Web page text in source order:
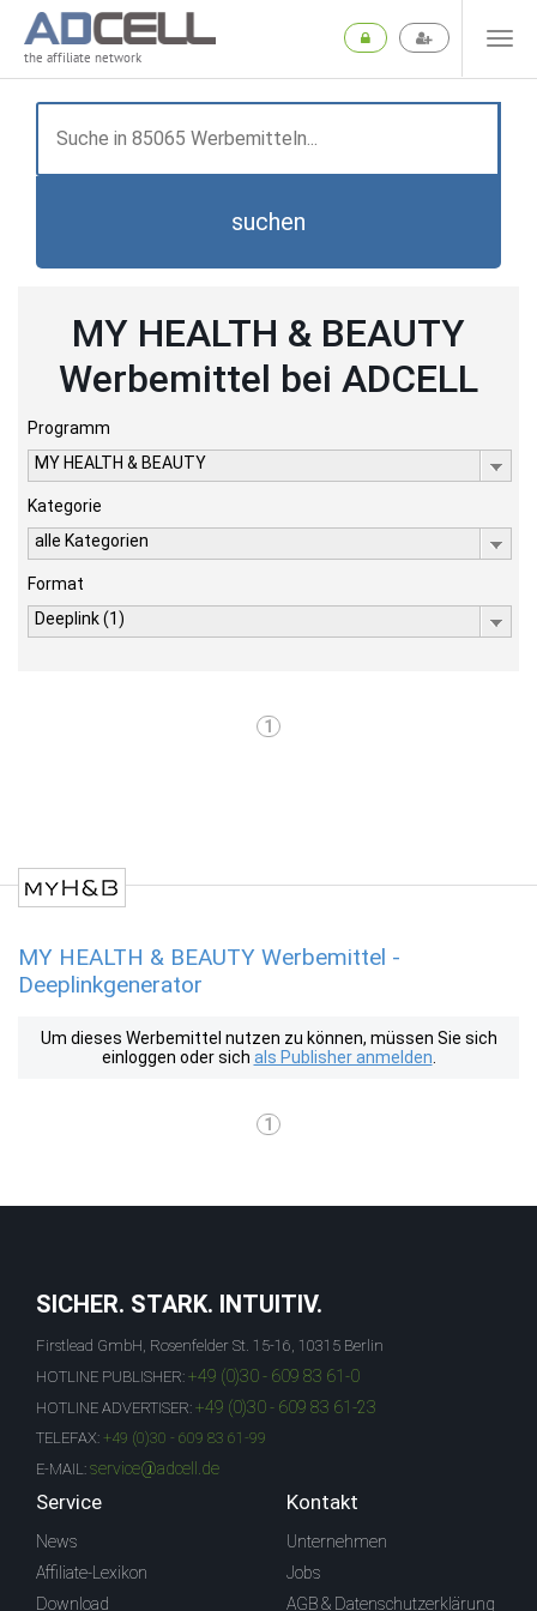
the affiliate network
suchen
MY HEALTH & BEAUTY
Werbemittel bei ADCELL
Programm
MY HEALTH & BEAUTY
Kategorie
alle Kategorien
Format
Deeplink (1)
1
MY HEALTH & BEAUTY Werbemittel -
Deeplinkgenerator
Um dieses Werbemittel nutzen zu können, müssen Sie sich
einloggen oder sich als Publisher anmelden
1
SICHER. STARK. INTUITIV.
Firstlead GmbH, Rosenfelder St. 15-16, 10315 Berlin
HOTLINE PUBLISHER: +49 (0)30 - 609 83 61-0
HOTLINE ADVERTISER: +49 (0)30 - 609 83 61-23
TELEFAX: +49 (0)30 - 609 83 61-99
E-MAIL: service@adcell.de
Service
News
Affiliate-Lexikon
Download
Kontakt
Unternehmen
Jobs
AGB & Datenschutzerklärung